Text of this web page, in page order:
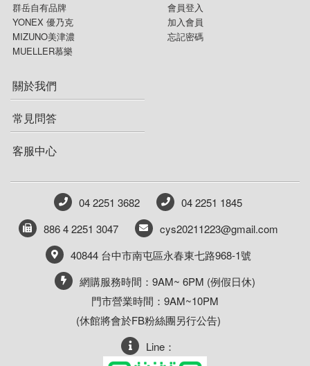
群岳自有品牌
YONEX 優乃克
MIZUNO美津濃
MUELLER慕樂
會員登入
加入會員
忘記密碼
關於我們
常見問答
客服中心
04 2251 3682
04 2251 1845
886 4 2251 3047
cys20211223@gmail.com
40844 台中市南屯區永春東七路968-1號
網購服務時間：9AM~ 6PM (例假日休)
門市營業時間：9AM~10PM
(休館將會於FB粉絲團另行公告)
Line：